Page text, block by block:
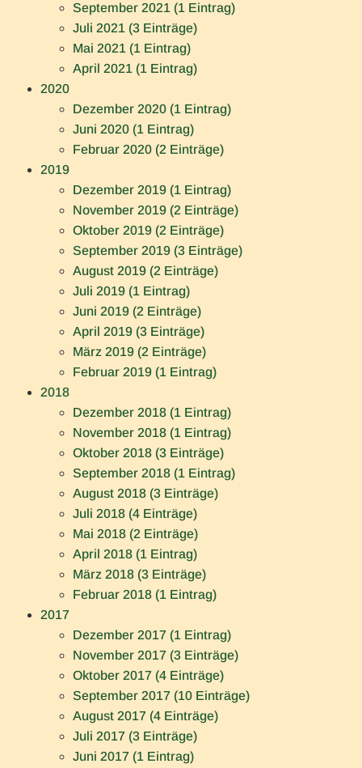
September 2021 (1 Eintrag)
Juli 2021 (3 Einträge)
Mai 2021 (1 Eintrag)
April 2021 (1 Eintrag)
2020
Dezember 2020 (1 Eintrag)
Juni 2020 (1 Eintrag)
Februar 2020 (2 Einträge)
2019
Dezember 2019 (1 Eintrag)
November 2019 (2 Einträge)
Oktober 2019 (2 Einträge)
September 2019 (3 Einträge)
August 2019 (2 Einträge)
Juli 2019 (1 Eintrag)
Juni 2019 (2 Einträge)
April 2019 (3 Einträge)
März 2019 (2 Einträge)
Februar 2019 (1 Eintrag)
2018
Dezember 2018 (1 Eintrag)
November 2018 (1 Eintrag)
Oktober 2018 (3 Einträge)
September 2018 (1 Eintrag)
August 2018 (3 Einträge)
Juli 2018 (4 Einträge)
Mai 2018 (2 Einträge)
April 2018 (1 Eintrag)
März 2018 (3 Einträge)
Februar 2018 (1 Eintrag)
2017
Dezember 2017 (1 Eintrag)
November 2017 (3 Einträge)
Oktober 2017 (4 Einträge)
September 2017 (10 Einträge)
August 2017 (4 Einträge)
Juli 2017 (3 Einträge)
Juni 2017 (1 Eintrag)